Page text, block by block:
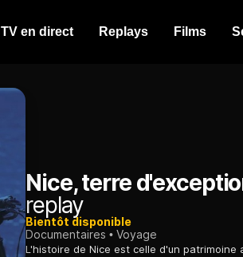
TV en direct Replays Films
Nice, terre
replay
Bientôt disponible
Documentaires
Voyage
L'histoire de Nice est celle d'un